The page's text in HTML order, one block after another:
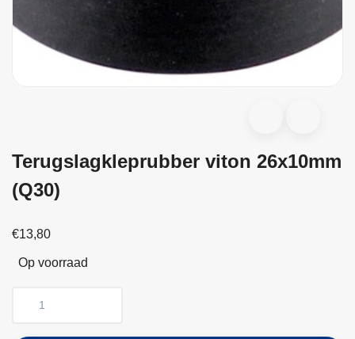
Terugslagkleprubber viton 26x10mm
(Q30)
€13,80
Op voorraad